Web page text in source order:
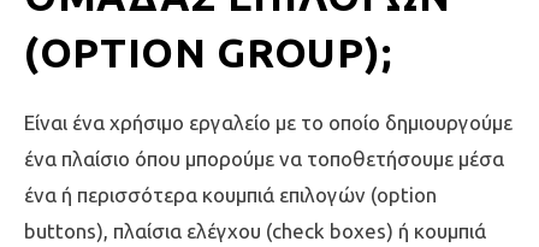
(OPTION GROUP);
Είναι ένα χρήσιμο εργαλείο με το οποίο δημιουργούμε
ένα πλαίσιο όπου μπορούμε να τοποθετήσουμε μέσα
ένα ή περισσότερα κουμπιά επιλογών (option
buttons), πλαίσια ελέγχου (check boxes) ή κουμπιά